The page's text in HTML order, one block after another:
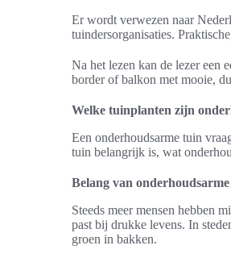
Er wordt verwezen naar
tuindersorganisaties.
Na het lezen kan de lezer een
border of balkon met mooie,
Welke tuinplanten zijn
Een onderhoudsarme tuin
tuin belangrijk is, wat
Belang van
Steeds meer mensen hebben
past bij drukke levens. In
groen in bakken.